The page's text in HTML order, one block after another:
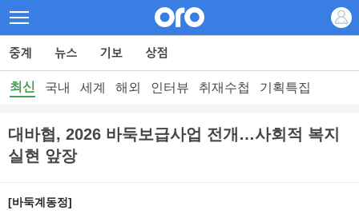
최신 국내 세계 해외 인터뷰 취재수첩 기획특집
대바협, 2026 바둑보급사업 전개…사회적 복지
실현 앞장
[바둑계동정]